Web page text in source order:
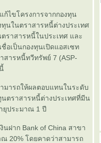
ก้ไขโครงการจากกองทุน
นในตราสารหนี้ต่างประเทศ
ราสารหนี้ในประเทศ และ
อเป็นกองทุนเปิดแอสเซท
สารหนี้ทวีทรัพย์ 7 (ASP-
มารถให้ผลตอบแทนในระดับ
นตราสารหนี้ต่างประเทศที่มีน
ยุประมาณ 1 ปี
ฝาก Bank of China สาขา
20% โดยคาดว่าสามารถ